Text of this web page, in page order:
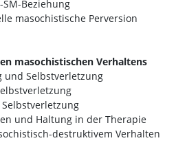
Beziehung
masochistische Perversion
masochistischen Verhaltens
und Selbstverletzung
und Haltung in der Therapie
destruktivem Verhalten